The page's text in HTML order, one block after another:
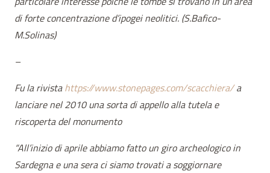
di forte concentrazione d’ipogei neolitici. (S.Bafico-
M.Solinas)
–
Fu la rivistahttps://www.stonepages.com/scacchiera/a
lanciare nel 2010 una sorta di appello alla tutela e
riscoperta del monumento
“All’inizio di aprile abbiamo fatto un giro archeologico in
Sardegna e una sera ci siamo trovati a soggiornare